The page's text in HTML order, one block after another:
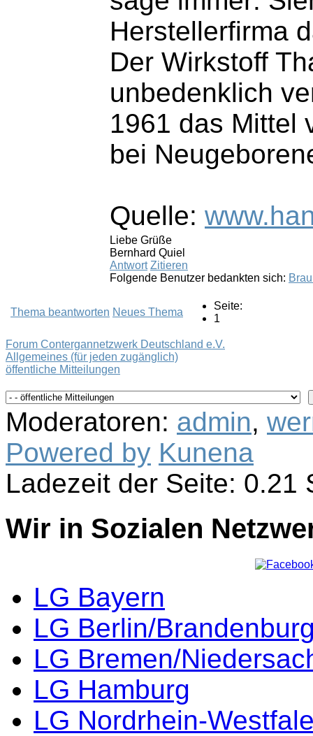
Herstellerfirma
Der Wirkstoff
unbedenklich
1961 das Mittel
bei
Quelle:
Liebe Grüße
Bernhard Quiel
Antwort Zitieren
Folgende Benutzer bedankten sich:
Thema beantworten Neues Thema
Seite:
1
Forum Contergannetzwerk Deutschland e.V.
Allgemeines (für jeden zugänglich)
öffentliche Mitteilungen
Moderatoren: admin,
Powered by Kunena
Ladezeit der Seite: 0.21
Wir in Sozialen
LG Bayern
LG Berlin/
LG Bremen/
LG Hamburg
LG Nordrhein-